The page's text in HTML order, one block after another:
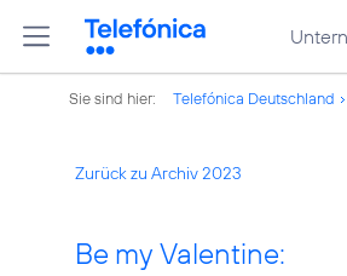
Sie sind hier: Telefónica Deutschland
Zurück zu Archiv 2023
Be my Valentine: